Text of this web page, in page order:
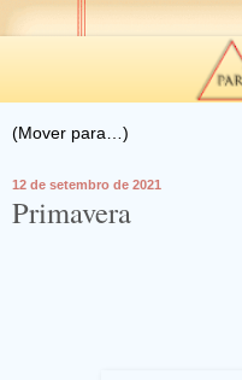
12 de setembro de 2021
Primavera